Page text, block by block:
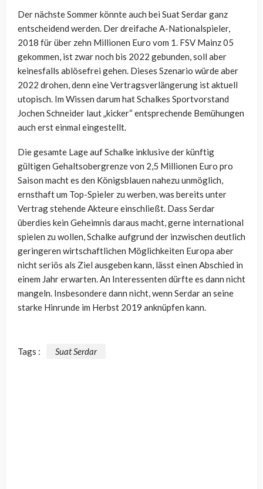
Der nächste Sommer könnte auch bei Suat Serdar ganz
entscheidend werden. Der dreifache A-Nationalspieler,
2018 für über zehn Millionen Euro vom 1. FSV Mainz 05
gekommen, ist zwar noch bis 2022 gebunden, soll aber
keinesfalls ablösefrei gehen. Dieses Szenario würde aber
2022 drohen, denn eine Vertragsverlängerung ist aktuell
utopisch. Im Wissen darum hat Schalkes Sportvorstand
Jochen Schneider laut „kicker“ entsprechende Bemühungen
auch erst einmal eingestellt.
Die gesamte Lage auf Schalke inklusive der künftig
gültigen Gehaltsobergrenze von 2,5 Millionen Euro pro
Saison macht es den Königsblauen nahezu unmöglich,
ernsthaft um Top-Spieler zu werben, was bereits unter
Vertrag stehende Akteure einschließt. Dass Serdar
überdies kein Geheimnis daraus macht, gerne international
spielen zu wollen, Schalke aufgrund der inzwischen deutlich
geringeren wirtschaftlichen Möglichkeiten Europa aber
nicht seriös als Ziel ausgeben kann, lässt einen Abschied in
einem Jahr erwarten. An Interessenten dürfte es dann nicht
mangeln. Insbesondere dann nicht, wenn Serdar an seine
starke Hinrunde im Herbst 2019 anknüpfen kann.
Tags : Suat Serdar